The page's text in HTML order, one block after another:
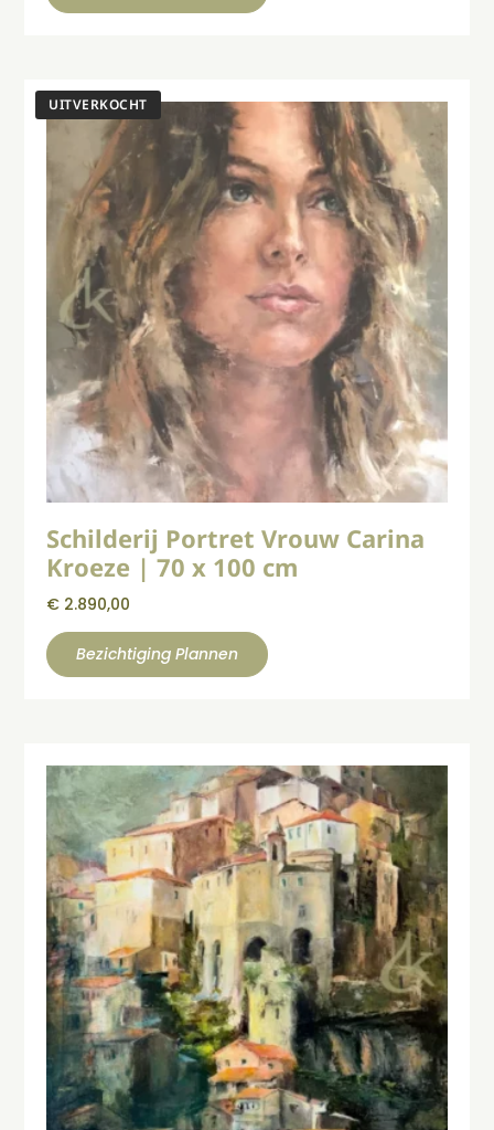
Schilderij Portret Vrouw Carina
Kroeze | 70 x 100 cm
€ 2.890,00
Bezichtiging Plannen